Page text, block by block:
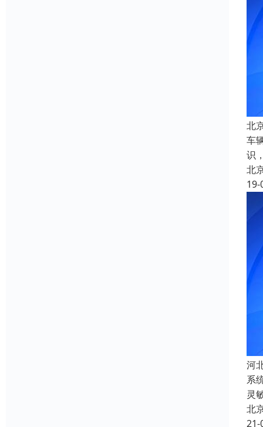
北
车
识
北
19-
河
系
灵
北
21-